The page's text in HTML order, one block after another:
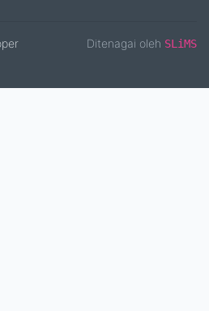
Ditenagai oleh SLiMS